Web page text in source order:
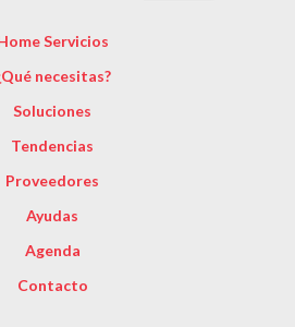
Servicios
necesitas?
Soluciones
Tendencias
Proveedores
Ayudas
Agenda
Contacto